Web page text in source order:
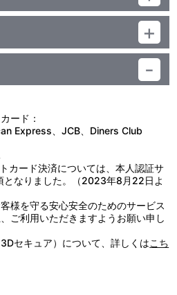
ード：
Express、JCB、Diners Club
カード決済については、本人認証サ
となりました。（2023年8月22日よ
様を守る安心安全のためのサービス
ご利用いただきますようお願い申し
セキュア）について、詳しくはこち